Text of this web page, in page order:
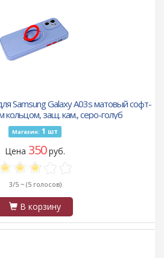
Samsung Galaxy A03s матовый софт-
кольцом, защ. кам., серо-голуб
Магазин: 1 шт
Цена 350руб.
3/5 ~ (5 голосов)
В корзину